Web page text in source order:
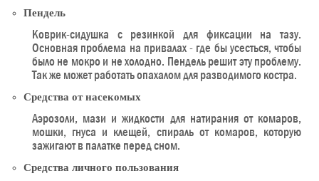
Пендель
Коврик-сидушка с резинкой для фиксации на тазу.
Основная проблема на привалах - где бы усесться, чтобы
было не мокро и не холодно. Пендель решит эту проблему.
Так же может работать опахалом для разводимого костра.
Средства от насекомых
Аэрозоли, мази и жидкости для натирания от комаров,
мошки, гнуса и клещей, спираль от комаров, которую
зажигают в палатке перед сном.
Средства личного пользования